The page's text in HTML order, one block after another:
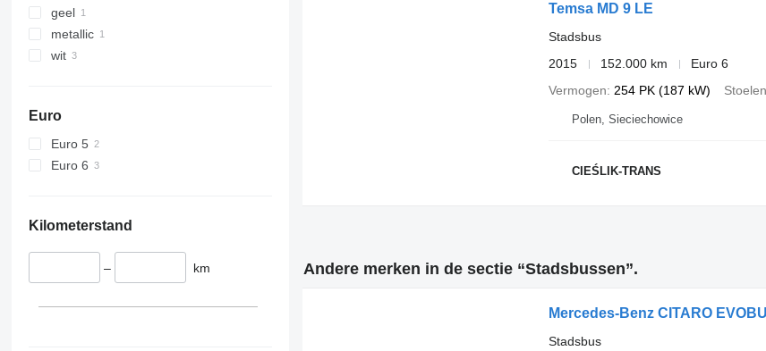
geel
metallic
wit
Euro
Euro 5
Euro 6
Kilometerstand
– km
Temsa MD 9 LE
Stadsbus
2015
152.000 km
Euro 6
Vermogen
254 PK (187 kW) Stoelen
Polen, Sieciechowice
CIEŚLIK-TRANS
Andere merken in de sectie “Stadsbussen”.
Mercedes-Benz CITARO
Stadsbus